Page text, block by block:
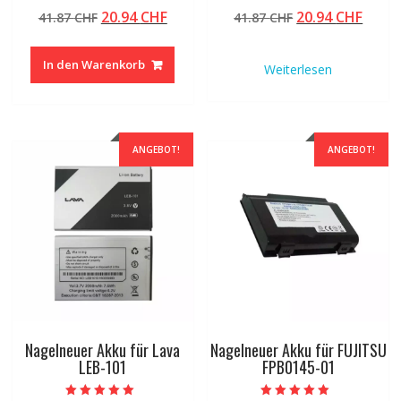
5.00
von 5
41.87CHF Ursprünglicher
war:
41.87 CHF
20.94CHFAktueller
In den Warenkorb
4.50
von 5
41.87CHF Ursprünglicher
41.87 CHF
20.94CHF
Weiterlesen
ANGEBOT!
Nagelneuer Akku für Lava
LEB-101
ANGEBOT!
Nagelneuer Akku für FUJITSU
FPB0145-01